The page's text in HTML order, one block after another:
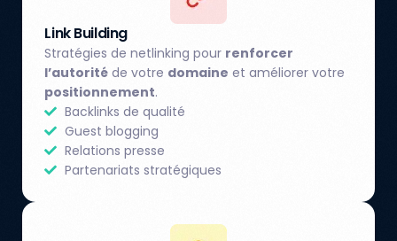
Link Building
Stratégies de netlinking pour renforcer
l’autorité de votre domaine et améliorer votre
positionnement.
Backlinks de qualité
Guest blogging
Relations presse
Partenariats stratégiques